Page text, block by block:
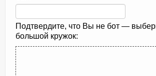
Подтвердите, что Вы не бот —
большой кружок: